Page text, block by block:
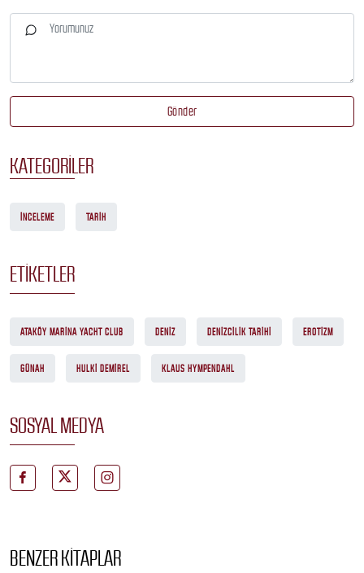
Gönder
KATEGORILER
İNCELEME TARIH
ETIKETLER
ATAKÖY MARINA YACHT CLUB DENIZ DENIZCILIK TARIHI EROTIZM
GÜNAH HULKI DEMIREL KLAUS HYMPENDAHL
SOSYAL MEDYA
BENZER KITAPLAR